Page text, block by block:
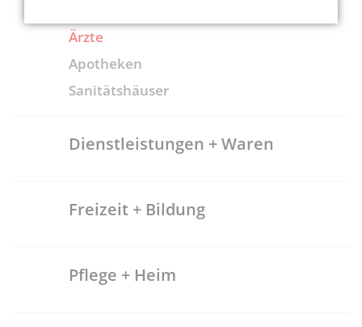
Ärzte
Apotheken
Sanitätshäuser
Dienstleistungen + Waren
Freizeit + Bildung
Pflege + Heim